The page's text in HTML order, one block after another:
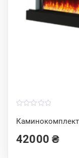
Каминокомплект
o
u
o
f
42000₴